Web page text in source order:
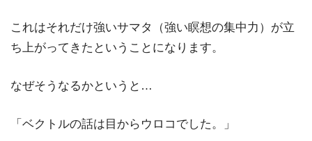
これはそれだけ強いサマタ（強い瞑想の集中力）が立
ち上がってきたということになります。
なぜそうなるかというと…
「ベクトルの話は目からウロコでした。」